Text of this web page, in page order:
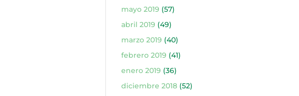
mayo 2019 (57)
abril 2019 (49)
marzo 2019 (40)
febrero 2019 (41)
enero 2019 (36)
diciembre 2018(52)